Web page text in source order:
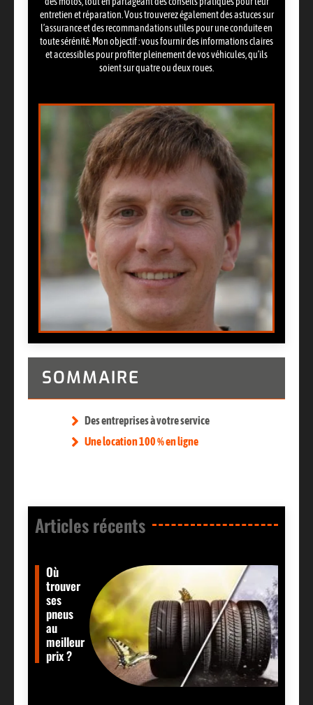
entretien et réparation. Vous trouverez également des astuces sur
l’assurance et des recommandations utiles pour une conduite en
toute sérénité. Mon objectif : vous fournir des informations claires
et accessibles pour profiter pleinement de vos véhicules, qu’ils
soient sur quatre ou deux roues.
SOMMAIRE
Des entreprises à votre service
Une location 100 % en ligne
Articles récents​
Où
trouver
ses
pneus
au
meilleur
prix ?